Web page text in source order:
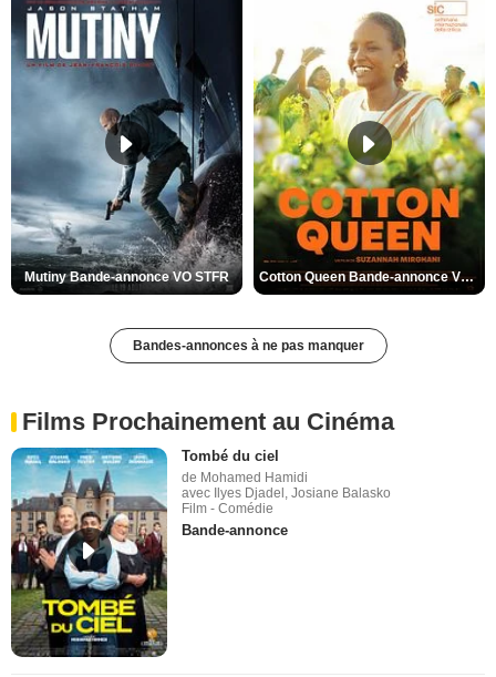
Mutiny Bande-annonce VO STFR Cotton Queen Bande-annonce VO STFR
Bandes-annonces à ne pas manquer
Films Prochainement au Cinéma
Tombé du ciel
de Mohamed Hamidi
avec Ilyes Djadel, Josiane Balasko
Film - Comédie
Bande-annonce